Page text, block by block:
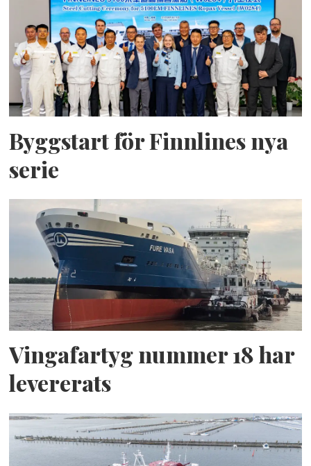
Byggstart för Finnlines nya
serie
Vingafartyg nummer 18 har
levererats